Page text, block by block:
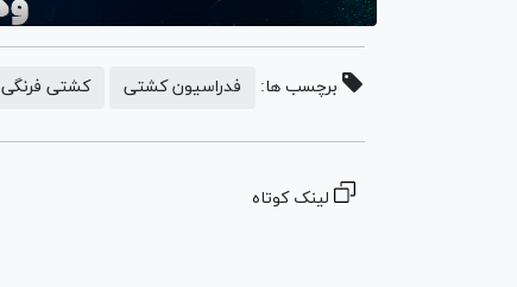
برچسب ها: فدراسیون کشتی کشتی فرنگی
لینک کوتاه